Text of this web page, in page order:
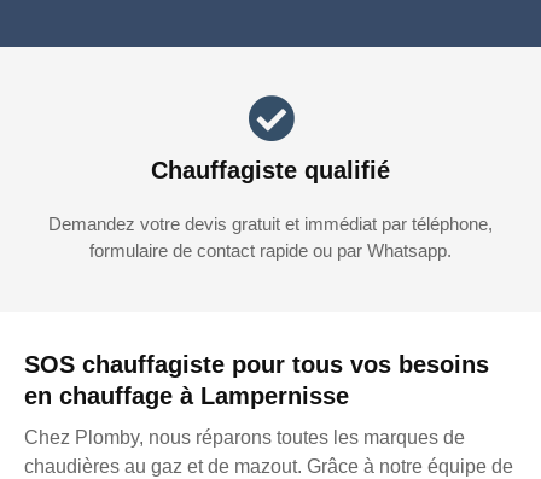
SOS chauffagiste pour tous vos besoins
en chauffage à Lampernisse
Chez Plomby, nous réparons toutes les marques de
chaudières au gaz et de mazout. Grâce à notre équipe de
Chauffagiste qualifié
Demandez votre devis gratuit et immédiat par téléphone,
formulaire de contact rapide ou par Whatsapp.